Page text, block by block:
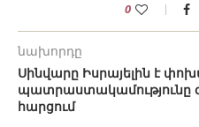
0
նախորդը
Սինվարը Իսրայելին է
պատրաստակամությունը
հարցում